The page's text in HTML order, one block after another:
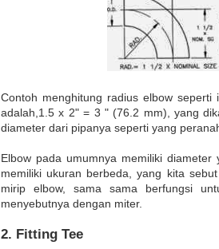
Contoh menghitung radius elbow
adalah,1.5 x 2" = 3 " (76.2 mm), yang
diameter dari pipanya seperti yang
Elbow pada umumnya memiliki
memiliki ukuran berbeda, yang kita
mirip elbow, sama sama berfungsi
menyebutnya dengan miter.
2. Fitting Tee